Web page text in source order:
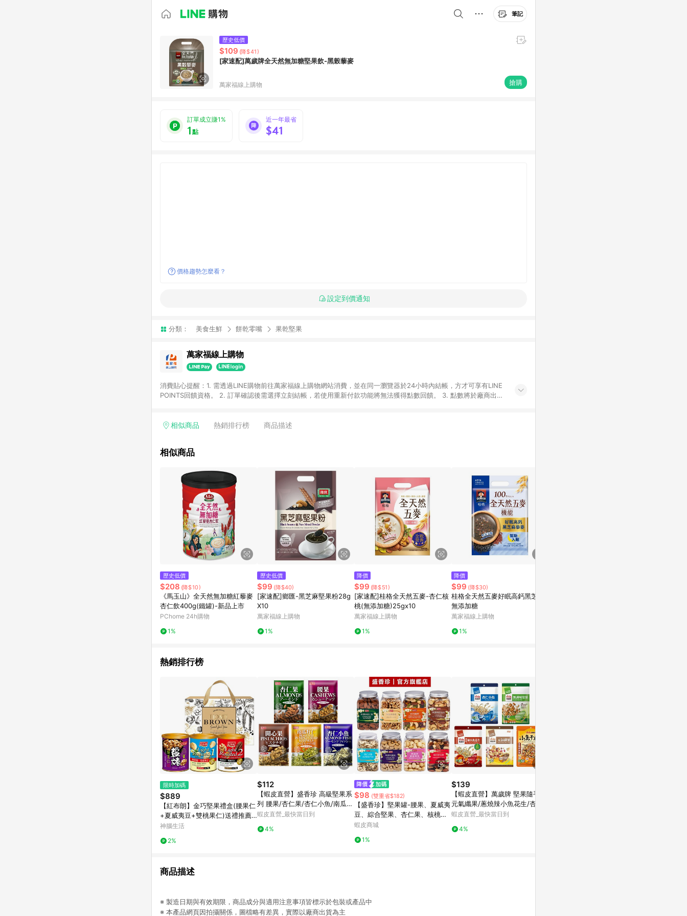
筆記
歷史低價
$109 (降$41)
[家速配]萬歲牌全天然無加糖堅果飲-黑榖藜麥
萬家福線上購物 搶購
訂單成立賺1%
1點
近一年最省
$41
價格趨勢怎麼看？
設定到價通知
分類： 美食生鮮 餅乾零嘴 果乾堅果
萬家福線上購物
消費貼心提醒：1. 需透過LINE購物前往萬家福線上購物網站消費，並在同一瀏覽器於24小時內結帳，方才可享有LINE
POINTS回饋資格。 2. 訂單確認後需選擇立刻結帳，若使用重新付款功能將無法獲得點數回饋。 3. 點數將於廠商出貨
留時間內聯絡客服中心，並由康達盛通生活事業股份有限公司方進行訂單資格確認。 康達盛通線上購物希望提供簡
相似商品 熱銷排行榜 商品描述
相似商品
歷史低價
$208 (降$10)
《馬玉山》全天然無加糖紅藜麥
杏仁飲400g(鐵罐)-新品上市
PChome 24h購物
1%
歷史低價
$99 (降$40)
[家速配]鄉匯-黑芝麻堅果粉28g
X10
萬家福線上購物
1%
降價
$99 (降$51)
[家速配]桂格全天然五麥-杏仁核
桃(無添加糖)25gx10
萬家福線上購物
1%
降價
$99 (降$30)
桂格全天然五麥好眠高鈣黑芝麻
無添加糖
萬家福線上購物
1%
熱銷排行榜
限時加碼
$889
【紅布朗】金巧堅果禮盒(腰果仁
+夏威夷豆+雙桃果仁)送禮推薦/
年節/春節/過年/新年/新春
神腦生活
2%
$112
【蝦皮直營】盛香珍 高級堅果系
列 腰果/杏仁果/杏仁小魚/南瓜籽
仁/開心果(內有獨立小包裝) 調味
蝦皮直營_最快當日到
4%
$98 (雙重省$182)
【盛香珍】堅果罐-腰果、夏威夷
豆、綜合堅果、杏仁果、核桃、
無調味堅果、藍莓、蔓越莓｜官
蝦皮商城
1%
$139
【蝦皮直營】萬歲牌 堅果隨手包
元氣纖果/蔥燒辣小魚花生/杏仁
小魚/無調味堅果/椒麻風味小魚
蝦皮直營_最快當日到
4%
商品描述
※ 製造日期與有效期限，商品成分與適用注意事項皆標示於包裝或產品中
※ 本產品網頁因拍攝關係，圖檔略有差異，實際以廠商出貨為主